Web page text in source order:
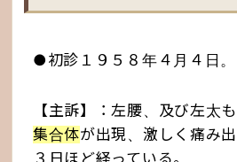
●初診１９５８年４月４日。
【主訴】：左腰、及び左太
集合体が出現、激しく痛み
３日ほど経っている。